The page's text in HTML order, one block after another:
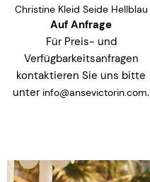
Christine Kleid Seide Hellblau
Auf Anfrage
Für Preis- und
Verfügbarkeitsanfragen
kontaktieren Sie uns bitte
unter info@ansevictorin.com.